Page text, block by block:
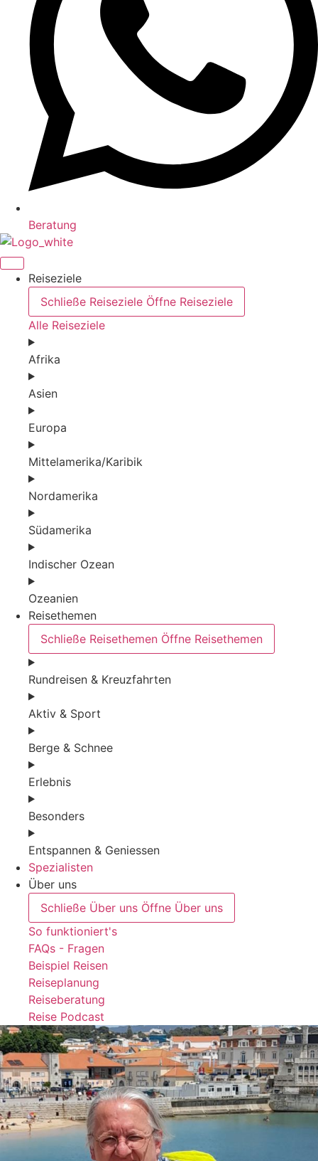
Beratung
Reiseziele
Schließe Reiseziele Öffne Reiseziele
Alle Reiseziele
Afrika
Asien
Europa
Mittelamerika/Karibik
Nordamerika
Südamerika
Indischer Ozean
Ozeanien
Reisethemen
Schließe Reisethemen Öffne Reisethemen
Rundreisen & Kreuzfahrten
Aktiv & Sport
Berge & Schnee
Erlebnis
Besonders
Entspannen & Geniessen
Spezialisten
Über uns
Schließe Über uns Öffne Über uns
So funktioniert's
FAQs - Fragen
Beispiel Reisen
Reiseplanung
Reiseberatung
Reise Podcast